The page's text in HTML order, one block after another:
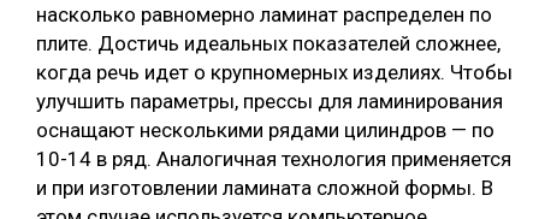
насколько равномерно ламинат распределен по
плите. Достичь идеальных показателей сложнее,
когда речь идет о крупномерных изделиях. Чтобы
улучшить параметры, прессы для ламинирования
оснащают несколькими рядами цилиндров — по
10-14 в ряд. Аналогичная технология применяется
и при изготовлении ламината сложной формы. В